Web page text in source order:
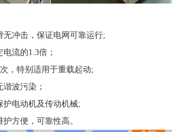
无冲击，保证电网可靠运行;
流的1.3倍；
，特别适用于重载起动;
波污染；
护电动机及传动机械;
方便，可靠性高。